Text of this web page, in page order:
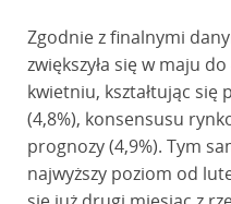
Zgodnie z finalnymi
zwiększyła się w maju
kwietniu, kształtując się
(4,8%), konsensusu
prognozy (4,9%). Tym
najwyższy poziom od